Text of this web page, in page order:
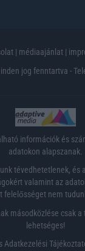
| médiaajánlat |
jog fenntartva -
információk és
adatokon alapszanak.
tévedhetetlenek, és
valamint az
felelősséget nem
másodközlése csak
lehetséges!
Adatkezelési